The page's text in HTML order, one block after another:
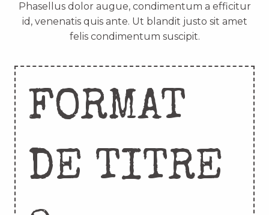
Phasellus dolor augue, condimentum a efficitur
id, venenatis quis ante. Ut blandit justo sit amet
felis condimentum suscipit.
FORMAT
DE TITRE